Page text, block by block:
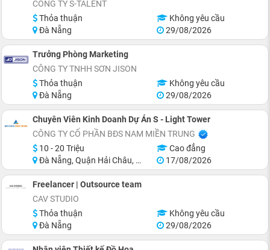
CÔNG TY S-TALENT
Thỏa thuận
Không yêu cầu
Đà Nẵng
29/08/2026
Trưởng Phòng Marketing
CÔNG TY TNHH SƠN JISON
Thỏa thuận
Không yêu cầu
Đà Nẵng
29/08/2026
Chuyên Viên Kinh Doanh Dự Án S - Light Tower
CÔNG TY CỔ PHẦN BĐS NAM MIỀN TRUNG
10 - 20 Triệu
Cao đẳng
Đà Nẵng, Quận Hải Châu, Quận Ngũ Hành Sơn, Quận Cẩm Lệ, Khu vực lân cận Đà Nẵng
17/08/2026
Freelancer | Outsource team
CAV STUDIO
Thỏa thuận
Không yêu cầu
Đà Nẵng
29/08/2026